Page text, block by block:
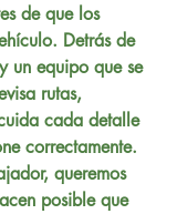
de que los
Detrás de
un equipo que se
rutas,
cada detalle
correctamente.
queremos
posible que